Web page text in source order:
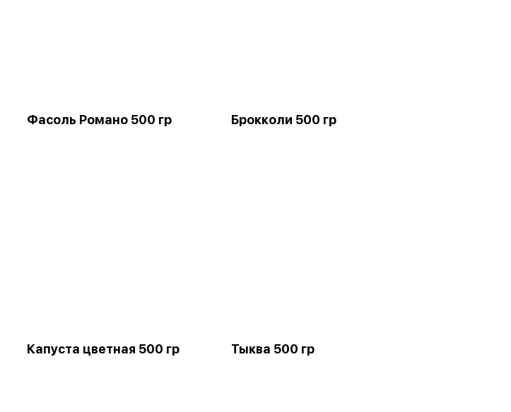
Фасоль Романо 500 гр Брокколи 500 гр
Капуста цветная 500 гр Тыква 500 гр